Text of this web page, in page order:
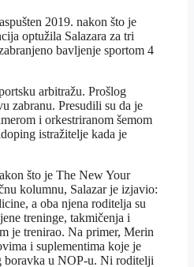
2019. nakon što je
optužila Salazara za tri
bavljenje sportom 4
arbitražu. Prošlog
zabranu. Presudili su da je
i orkestriranom šemom
istražitelje kada je
što je The New Your
kolumnu, Salazar je izjavio:
a oba njena roditelja su
treninge, takmičenja i
je trenirao. Na primer, Merin
i suplementima koje je
boravka u NOP-u. Ni roditelji